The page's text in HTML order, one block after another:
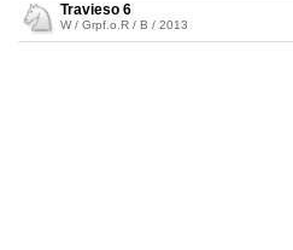
Travieso 6
W / Grpf.o.R / B / 2013